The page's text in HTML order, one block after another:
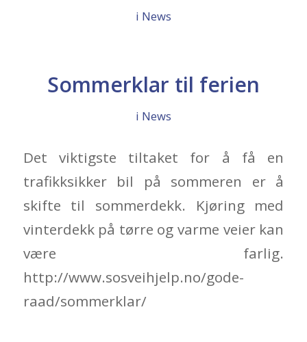
i News
Sommerklar til ferien
i News
Det viktigste tiltaket for å få en
trafikksikker bil på sommeren er å
skifte til sommerdekk. Kjøring med
vinterdekk på tørre og varme veier kan
være farlig.
http://www.sosveihjelp.no/gode-
raad/sommerklar/